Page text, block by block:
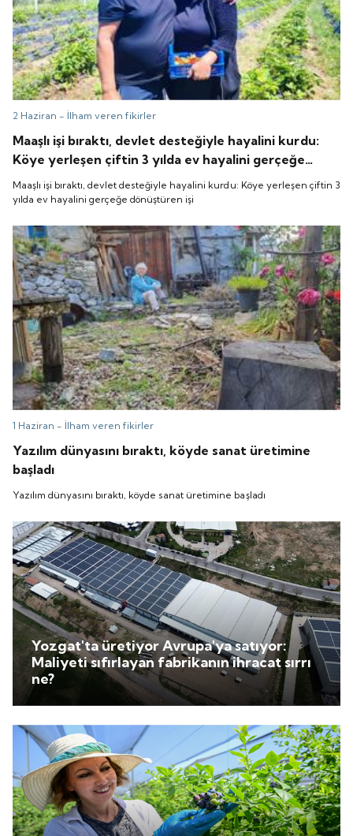
2 Haziran - İlham veren fikirler
Maaşlı işi bıraktı, devlet desteğiyle hayalini kurdu:
Köye yerleşen çiftin 3 yılda ev hayalini gerçeğe
dönüştüren işi
Maaşlı işi bıraktı, devlet desteğiyle hayalini kurdu: Köye yerleşen çiftin 3
yılda ev hayalini gerçeğe dönüştüren işi
1 Haziran - İlham veren fikirler
Yazılım dünyasını bıraktı, köyde sanat üretimine
başladı
Yazılım dünyasını bıraktı, köyde sanat üretimine başladı
Yozgat'ta üretiyor Avrupa'ya satıyor:
Maliyeti sıfırlayan fabrikanın ihracat sırrı
ne?